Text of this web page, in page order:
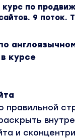
курс по
9 поток.
курсе
правильной
и